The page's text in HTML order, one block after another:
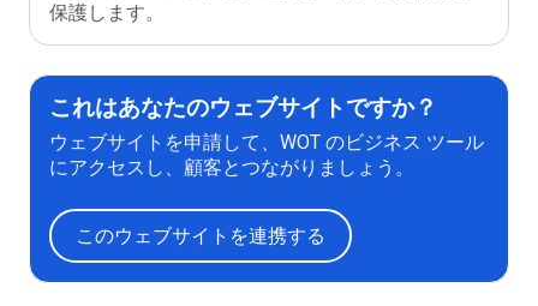
保護します。
これはあなたのウェブサイトですか？
ウェブサイトを申請して、WOT のビジネス ツール
にアクセスし、顧客とつながりましょう。
このウェブサイトを連携する